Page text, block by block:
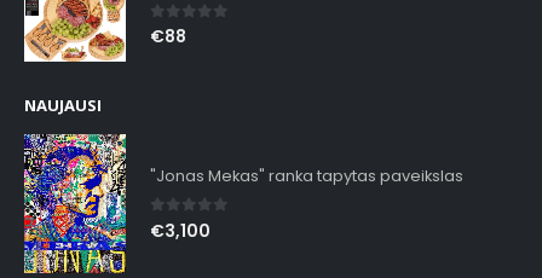
0out of 5
€88
NAUJAUSI
"Jonas Mekas" ranka tapytas paveikslas
0out of 5
€3,100